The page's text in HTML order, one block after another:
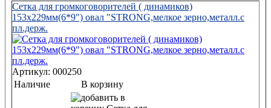
Сетка для громкоговорителей ( динамиков)
153х229мм(6*9") овал "STRONG,мелкое зерно,металл.с
пл.держ.
Артикул: 000250
Наличие
В корзину